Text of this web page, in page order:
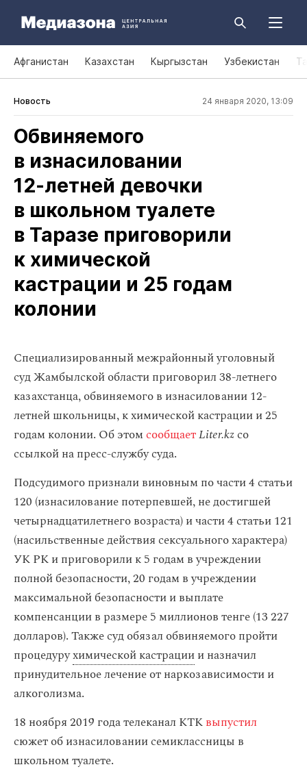
Афганистан Казахстан Кыргызстан Узбекистан
Новость 24 января 2020, 13:09
Обвиняемого
в изнасиловании
12‑летней девочки
в школьном туалете
в Таразе приговорили
к химической
кастрации и 25 годам
колонии
Специализированный межрайонный уголовный
суд Жамбылской области приговорил 38-летнего
казахстанца, обвиняемого в изнасиловании 12-
летней школьницы, к химической кастрации и 25
годам колонии. Об этомсообщаетLiter.kzсо
ссылкой на пресс-службу суда.
Подсудимого признали виновным по части 4 статьи
120 (изнасилование потерпевшей, не достигшей
четырнадцатилетнего возраста) и части 4 статьи 121
(насильственные действия сексуального характера)
УК РК и приговорили к 5 годам в учреждении
полной безопасности, 20 годам в учреждении
максимальной безопасности и выплате
компенсанции в размере 5 миллионов тенге (13 227
долларов). Также суд обязал обвиняемого пройти
процедурухимической кастрациии назначил
принудительное лечение от наркозависимости и
алкоголизма.
18 ноября 2019 года телеканал КТКвыпустил
сюжет об изнасиловании семиклассницы в
школьном туалете.